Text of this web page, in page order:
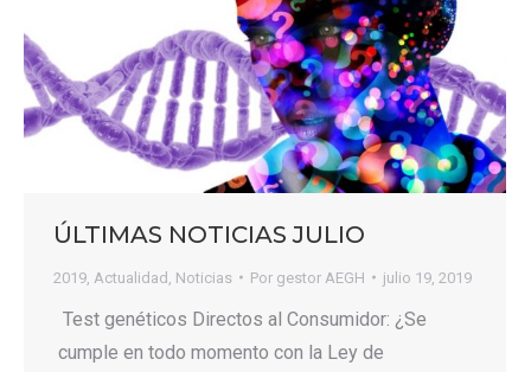
ÚLTIMAS NOTICIAS JULIO
2019 Actualidad Noticias Por gestor AEGH julio 19, 2019
Test genéticos Directos al Consumidor: ¿Se
cumple en todo momento con la Ley de